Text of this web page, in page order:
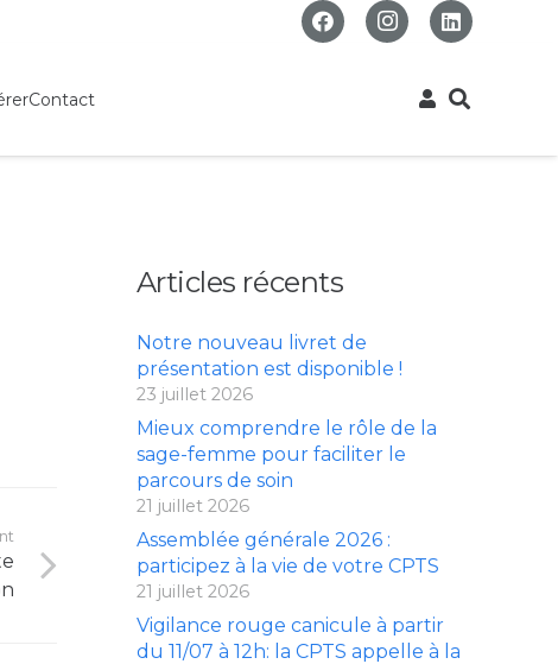
Contact
Articles récents
Notre nouveau livret de
présentation est disponible !
23 juillet 2026
Mieux comprendre le rôle de la
sage-femme pour faciliter le
parcours de soin
21 juillet 2026
Assemblée générale 2026 :
participez à la vie de votre CPTS
21 juillet 2026
Vigilance rouge canicule à partir
du 11/07 à 12h: la CPTS appelle à la